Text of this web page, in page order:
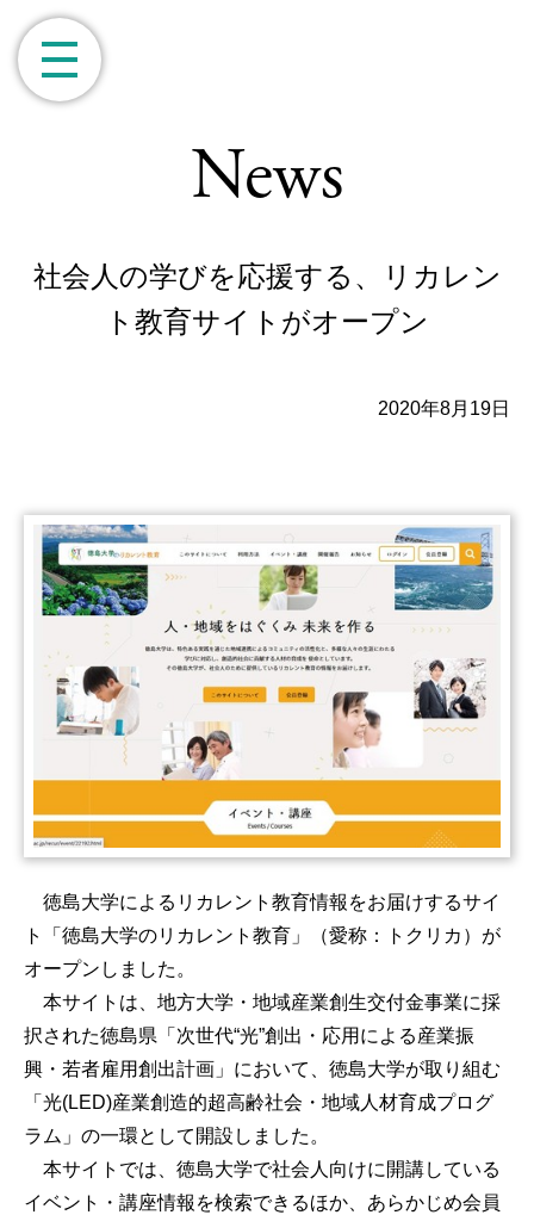
News
社会人の学びを応援する、リカレン
ト教育サイトがオープン
2020年8月19日
徳島大学によるリカレント教育情報をお届けするサイ
ト「徳島大学のリカレント教育」（愛称：トクリカ）が
オープンしました。
本サイトは、地方大学・地域産業創生交付金事業に採
択された徳島県「次世代“光”創出・応用による産業振
興・若者雇用創出計画」において、徳島大学が取り組む
「光(LED)産業創造的超高齢社会・地域人材育成プログ
ラム」の一環として開設しました。
本サイトでは、徳島大学で社会人向けに開講している
イベント・講座情報を検索できるほか、あらかじめ会員